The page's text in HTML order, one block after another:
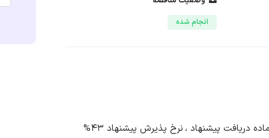
انجام شده
نرخ پذیرش پیشنهاد 43%